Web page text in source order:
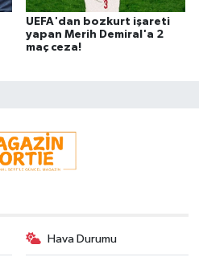
UEFA'dan bozkurt işareti
yapan Merih Demiral'a 2
maç ceza!
Hava Durumu